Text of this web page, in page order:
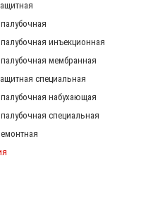
инъекционная
мембранная
специальная
набухающая
специальная